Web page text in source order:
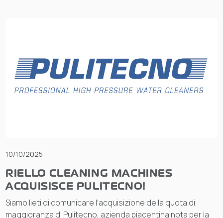
10/10/2025
RIELLO CLEANING MACHINES
ACQUISISCE PULITECNO!
Siamo lieti di comunicare l’acquisizione della quota di
maggioranza di Pulitecno, azienda piacentina nota per la